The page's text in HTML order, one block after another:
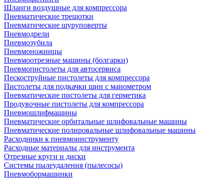
Шланги воздушные для компрессора
Пневматические трещотки
Пневматические шуруповерты
Пневмодрели
Пневмозубила
Пневмоножницы
Пневмоотрезные машины (болгарки)
Пневмопистолеты для автосервиса
Пескоструйные пистолеты для компрессора
Пистолеты для подкачки шин с манометром
Пневматические пистолеты для герметика
Продувочные пистолеты для компрессора
Пневмошлифмашины
Пневматические орбитальные шлифовальные машины
Пневматические полировальные шлифовальные машины
Расходники к пневмоинструменту
Расходные материалы для инструмента
Отрезные круги и диски
Системы пылеудаления (пылесосы)
Пневмобормашинки